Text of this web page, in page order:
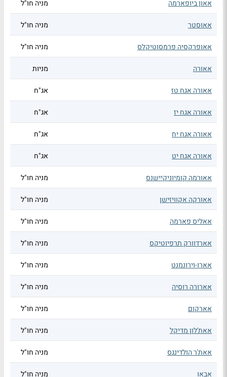
אאון ביופארמה מניה חו"ל
אאוסטר מניה חו"ל
אאופרקסיה פרמסוטיקלס מניה חו"ל
אאורה מניות
אאורה אגח טז אג"ח
אאורה אגח יז אג"ח
אאורה אגח יח אג"ח
אאורה אגח יט אג"ח
אאורמה קומיוניקיישנס מניה חו"ל
אאורקה אקוויזישן מניה חו"ל
אאליס פארמה מניה חו"ל
אארדוורק תרפיוטיקס מניה חו"ל
אארו-וירונמנט מניה חו"ל
אארורה רוסיה מניה חו"ל
אארקום מניה חו"ל
אאת'לון מדיקל מניה חו"ל
אאת'ר הולדינגס מניה חו"ל
אבאו מניה חו"ל